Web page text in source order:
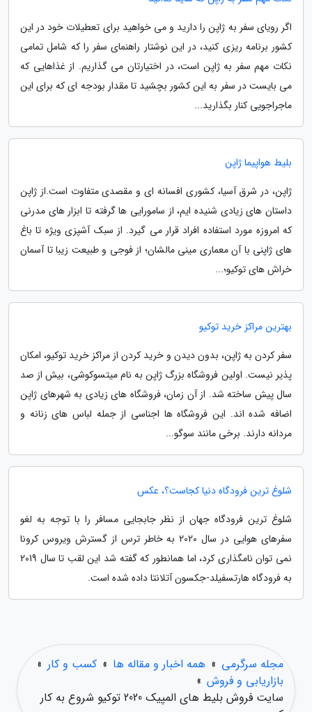
اگر رویای سفر به ژاپن را دارید و می خواهید برای تعطیلات خود در این
کشور برنامه ریزی کنید، در این نوشتار راهنمای سفر را که شامل تمامی
نکات مهم سفر به ژاپن است، در اختیارتان می گذاریم. از غذاهایی که
می بایست در سفر به این کشور بچشید تا مقدار بودجه ای که برای این
ماجراجویی کنار بگذارید...
بلیط هواپیما ژاپن
ژاپن، در شرق آسیا، کشوری افسانه ای و مقصدی متفاوت است.از ژاپن
داستان های زیادی شنیده ایم، از سامورایی ها گرفته تا ابزار های مدرنی
که امروزه مورد استفاده افراد قرار می گیرد. از سبک آشپزی ویژه تا باغ
های ژاپنی با آن معماری مینی مالشان؛ از فوجی و طبیعت زیبا تا آسمان
خراش های توکیو؛...
بهترین مراکز خرید توکیو
سفر کردن به ژاپن، بدون دیدن و خرید کردن از مراکز خرید توکیو، امکان
پذیر نیست. اولین فروشگاه بزرگ ژاپن به نام میتسوکوشی، بیش از صد
سال پیش ساخته شد. از آن زمان، فروشگاه های زیادی به شهرهای ژاپن
اضافه شده اند. این فروشگاه ها اجناسی از جمله لباس های زنانه و
مردانه دارند. برخی مانند سوگو...
شلوغ ترین فرودگاه دنیا کجاست؟، عکس
شلوغ ترین فرودگاه جهان از نظر جابجایی مسافر را با توجه به لغو
سفرهای هوایی در سال 2020 به خاطر ترس از گسترش ویروس کرونا
نمی توان نامگذاری کرد، اما همانطور که گفته شد این لقب تا سال 2019
به فرودگاه هارتسفیلد-جکسون آتلانتا داده شده است.
مجله سرگرمی » همه اخبار و مقاله ها » کسب و کار »
بازاریابی و فروش »
سایت فروش بلیط های المپیک 2020 توکیو شروع به کار